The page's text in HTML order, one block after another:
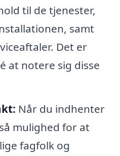
til de tjenester,
samt
Det er
at notere sig disse
Når du indhenter
mulighed for at
fagfolk og